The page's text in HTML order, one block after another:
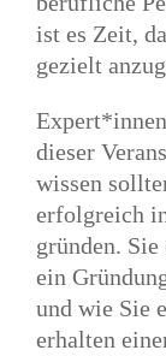
ist es Zeit,
gezielt
dieser
wissen
erfolgreich
gründen. Sie
ein
und wie Sie
erhalten